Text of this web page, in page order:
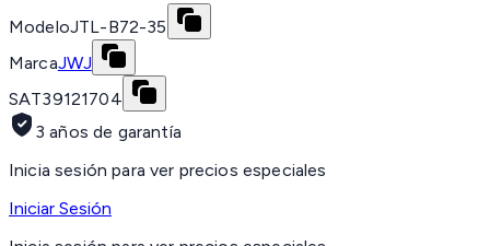
ModeloJTL-B72-35
MarcaJWJ
SAT39121704
3 años de garantía
Inicia sesión para ver precios especiales
Iniciar Sesión